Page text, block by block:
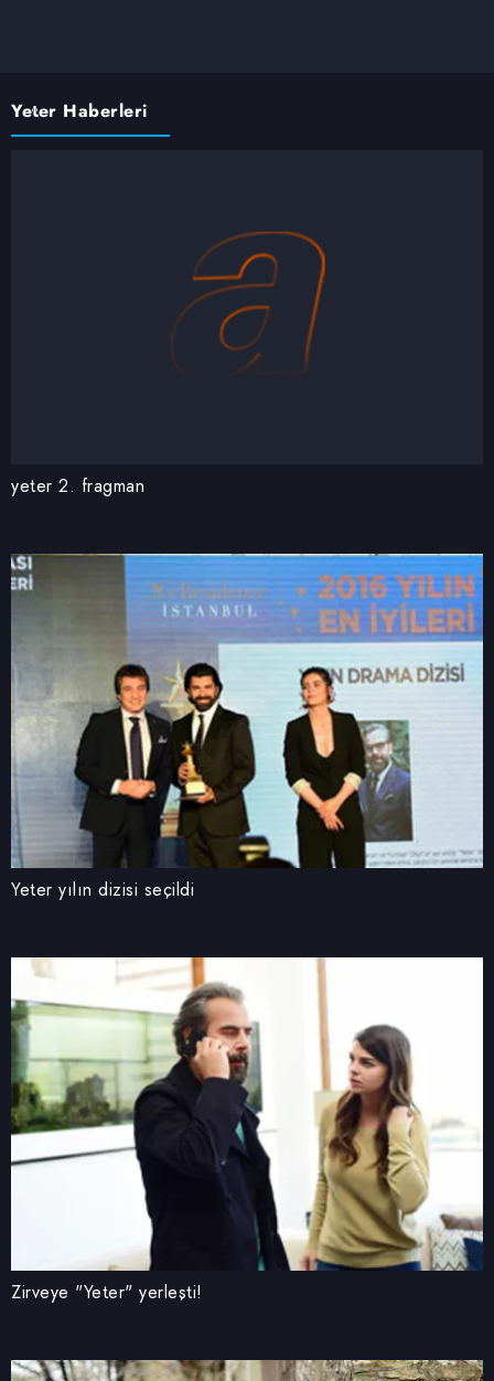
Yeter Haberleri
yeter 2. fragman
Yeter yılın dizisi seçildi
Zirveye "Yeter" yerleşti!